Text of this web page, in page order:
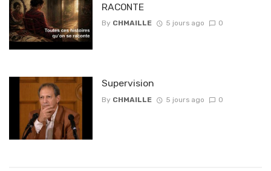
RACONTE
By CHMAILLE 5 jours ago 0
Supervision
By CHMAILLE 5 jours ago 0